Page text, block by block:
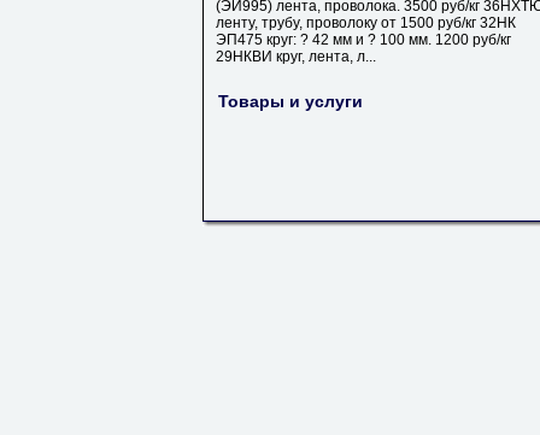
(ЭИ995) лента, проволока. 3500 руб/кг
ленту, трубу, проволоку от 1500 руб/кг 32НК
ЭП475 круг: ? 42 мм и ? 100 мм. 1200 руб/кг
29НКВИ круг, лента, л...
Товары и услуги